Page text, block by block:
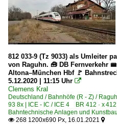
812 033-9 (Tz 9033) als Umleiter
von Raguhn. 🧰 DB Fernverkehr
Altona–München Hbf 🚩
5.12.2020 | 11:15 Uhr 
Clemens Kral
Deutschland / Bahnhöfe (R - Z) /
93 8x | ICE - IC / ICE 4 BR 412 · x 412
Bahntechnische Anlagen und
 268 1200x690 Px, 16.01.2021 